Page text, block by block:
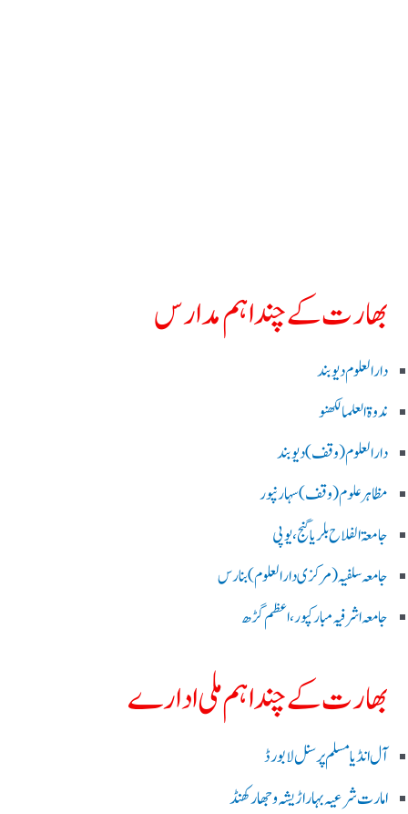
بھارت کے چند اہم مدارس
دارالعلوم دیوبند
ندوۃالعلما لکھنو
دارالعلوم (وقف)دیوبند
مظاہرعلوم (وقف)سہارنپور
جامعۃ الفلاح بلریاگنج،یوپی
جامعہ سلفیہ(مرکزی دارالعلوم )بنارس
جامعہ اشرفیہ مبارکپور،اعظم گڑھ
بھارت کے چند اہم ملی ادارے
آل انڈیا مسلم پرسنل لا بورڈ
امارت شرعیہ بہار اڑیشہ و جھارکھنڈ